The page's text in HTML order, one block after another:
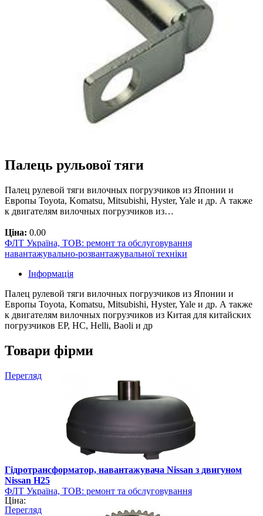
Палець рульової тяги
Палец рулевой тяги вилочных погрузчиков из Японии и
Европы Toyota, Komatsu, Mitsubishi, Hyster, Yale и др. А также
к двигателям вилочных погрузчиков из…
Ціна: 0.00
ФЛТ Україна, ТОВ: ремонт та обслуговування
навантажувально-розвантажувальної техніки
Інформація
Палец рулевой тяги вилочных погрузчиков из Японии и
Европы Toyota, Komatsu, Mitsubishi, Hyster, Yale и др. А также
к двигателям вилочных погрузчиков из Китая для китайских
погрузчиков EP, HC, Helli, Baoli и др
Товари фірми
Перегляд
Гідротрансформатор, навантажувача Nissan з двигуном
Nissan Н25
ФЛТ Україна, ТОВ: ремонт та обслуговування
навантажувально-розвантажувальної техніки
Ціна:
Перегляд